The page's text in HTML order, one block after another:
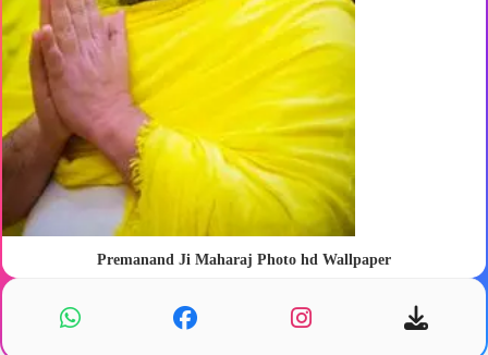
Premanand Ji Maharaj Photo hd Wallpaper